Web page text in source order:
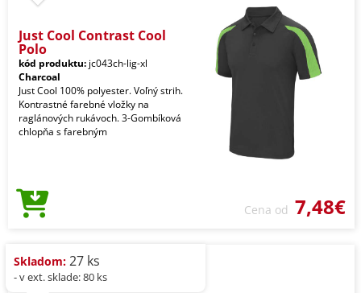
Just Cool Contrast Cool
Polo
kód produktu: jc043ch-lig-xl
Charcoal
Just Cool 100% polyester. Voľný strih.
Kontrastné farebné vložky na
raglánových rukávoch. 3-Gombíková
chlopňa s farebným
Cena od 7,48€
Skladom: 27 ks
- v ext. sklade: 80 ks